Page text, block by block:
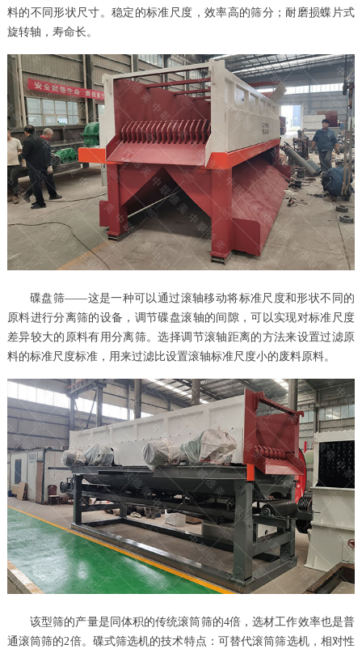
料的不同形状尺寸。稳定的标准尺度，效率高的筛分；耐磨损蝶片式
旋转轴，寿命长。
碟盘筛——这是一种可以通过滚轴移动将标准尺度和形状不同的
原料进行分离筛的设备，调节碟盘滚轴的间隙，可以实现对标准尺度
差异较大的原料有用分离筛。选择调节滚轴距离的方法来设置过滤原
料的标准尺度标准，用来过滤比设置滚轴标准尺度小的废料原料。
该型筛的产量是同体积的传统滚筒筛的4倍，选材工作效率也是普
通滚筒筛的2倍。碟式筛选机的技术特点：可替代滚筒筛选机，相对性